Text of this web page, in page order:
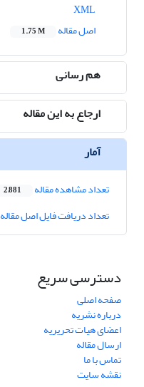
اصل مقاله
1.75 M
هم رسانی
ارجاع به این مقاله
آمار
تعداد مشاهده مقاله 2,881
تعداد دریافت فایل اصل مقاله
دسترسی سریع
صفحه اصلی
درباره نشریه
اعضای هیات تحریریه
ارسال مقاله
تماس با ما
نقشه سایت